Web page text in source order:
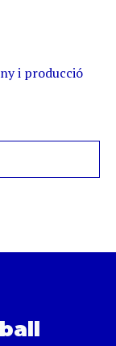
i producció